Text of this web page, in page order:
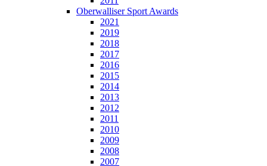
Oberwalliser Sport Awards
2021
2019
2018
2017
2016
2015
2014
2013
2012
2011
2010
2009
2008
2007